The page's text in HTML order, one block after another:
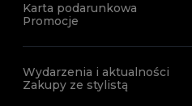
Karta podarunkowa
Promocje
Wydarzenia i aktualności
Zakupy ze stylistą